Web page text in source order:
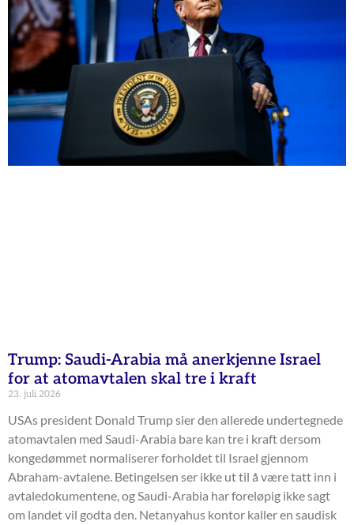
Trump: Saudi-Arabia må anerkjenne Israel
for at atomavtalen skal tre i kraft
23. juli 2026
USAs president Donald Trump sier den allerede undertegnede
atomavtalen med Saudi-Arabia bare kan tre i kraft dersom
kongedømmet normaliserer forholdet til Israel gjennom
Abraham-avtalene. Betingelsen ser ikke ut til å være tatt inn i
avtaledokumentene, og Saudi-Arabia har foreløpig ikke sagt
om landet vil godta den. Netanyahus kontor kaller en saudisk